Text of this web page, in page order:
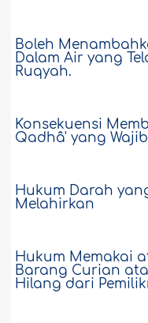
Boleh
Dalam Air yang
Ruqyah.
Konsekuensi
Qadhâ' yang Wajib
Hukum Darah
Melahirkan
Hukum Memakai
Barang Curian
Hilang dari